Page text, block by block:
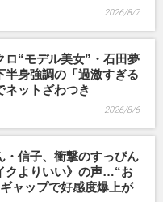
2026/8/7
ロ“モデル美女”・石田夢
半身強調の「過激すぎる
ネットざわつき
2026/8/6
・信子、衝撃のすっぴん
クよりいい》の声…“お
ャップで好感度爆上が